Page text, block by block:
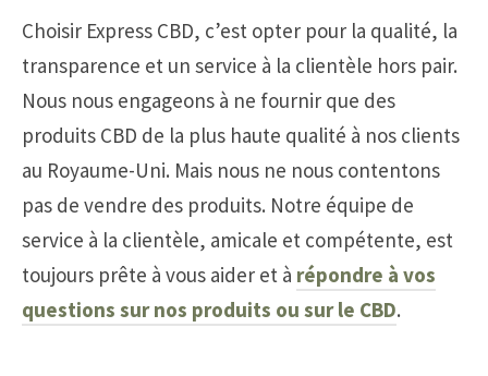
Choisir Express CBD, c’est opter pour la qualité, la
transparence et un service à la clientèle hors pair.
Nous nous engageons à ne fournir que des
produits CBD de la plus haute qualité à nos clients
au Royaume-Uni. Mais nous ne nous contentons
pas de vendre des produits. Notre équipe de
service à la clientèle, amicale et compétente, est
toujours prête à vous aider et à répondre à vos
questions sur nos produits ou sur le CBD.